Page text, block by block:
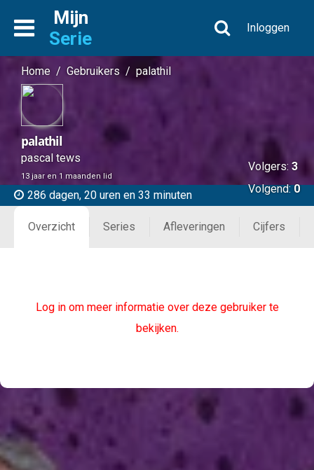
Mijn
Serie
Inloggen
Home / Gebruikers / palathil
palathil
pascal tews
13 jaar en 1 maanden lid
286 dagen, 20 uren en 33 minuten
Volgers: 3
Volgend:0
Overzicht Series Afleveringen Cijfers
Log in om meer informatie over deze gebruiker te
bekijken.